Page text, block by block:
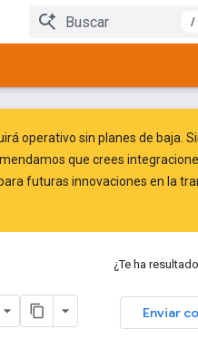
/
operativo sin planes de baja.
que crees
futuras innovaciones en la
¿Te ha
Enviar